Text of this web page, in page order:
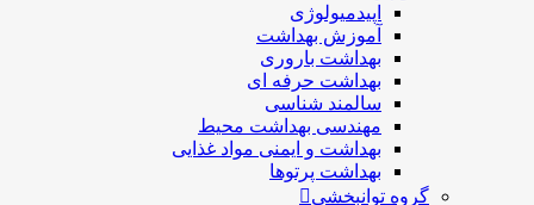
اپیدمیولوژی
آموزش بهداشت
بهداشت باروری
بهداشت حرفه ای
سالمند شناسی
مهندسی بهداشت محيط
بهداشت و ایمنی مواد غذایی
بهداشت پرتوها
گروه توانبخشی